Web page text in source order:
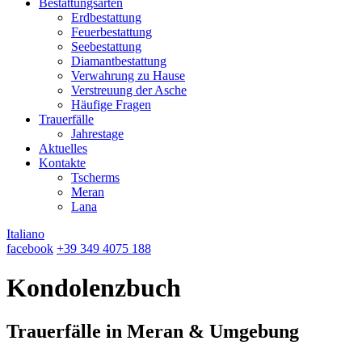
Bestattungsarten
Erdbestattung
Feuerbestattung
Seebestattung
Diamantbestattung
Verwahrung zu Hause
Verstreuung der Asche
Häufige Fragen
Trauerfälle
Jahrestage
Aktuelles
Kontakte
Tscherms
Meran
Lana
Italiano
facebook +39 349 4075 188
Kondolenzbuch
Trauerfälle in Meran & Umgebung